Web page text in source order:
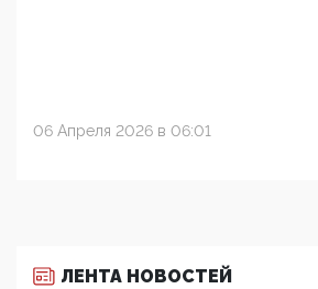
06 Апреля 2026 в 06:01
ЛЕНТА НОВОСТЕЙ